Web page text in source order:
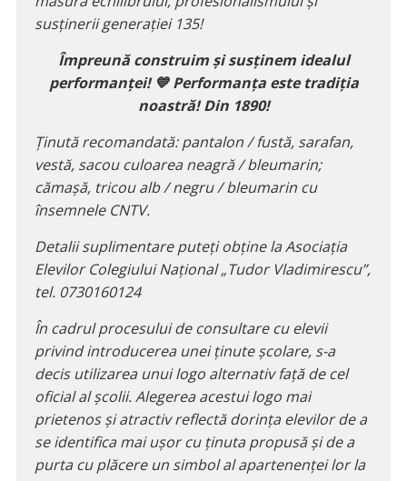
susținerii generației 135!
Împreună construim și susținem idealul
performanței! 💙 Performanța este tradiția
noastră! Din 1890!
Ținută recomandată: pantalon / fustă, sarafan,
vestă, sacou culoarea neagră / bleumarin;
cămașă, tricou alb / negru / bleumarin cu
însemnele CNTV.
Detalii suplimentare puteți obține la Asociația
Elevilor Colegiului Național „Tudor Vladimirescu”,
tel. 0730160124
În cadrul procesului de consultare cu elevii
privind introducerea unei ținute școlare, s-a
decis utilizarea unui logo alternativ față de cel
oficial al școlii. Alegerea acestui logo mai
prietenos și atractiv reflectă dorința elevilor de a
se identifica mai ușor cu ținuta propusă și de a
purta cu plăcere un simbol al apartenenței lor la